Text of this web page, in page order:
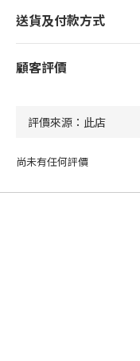
送貨及付款方式
顧客評價
尚未有任何評價